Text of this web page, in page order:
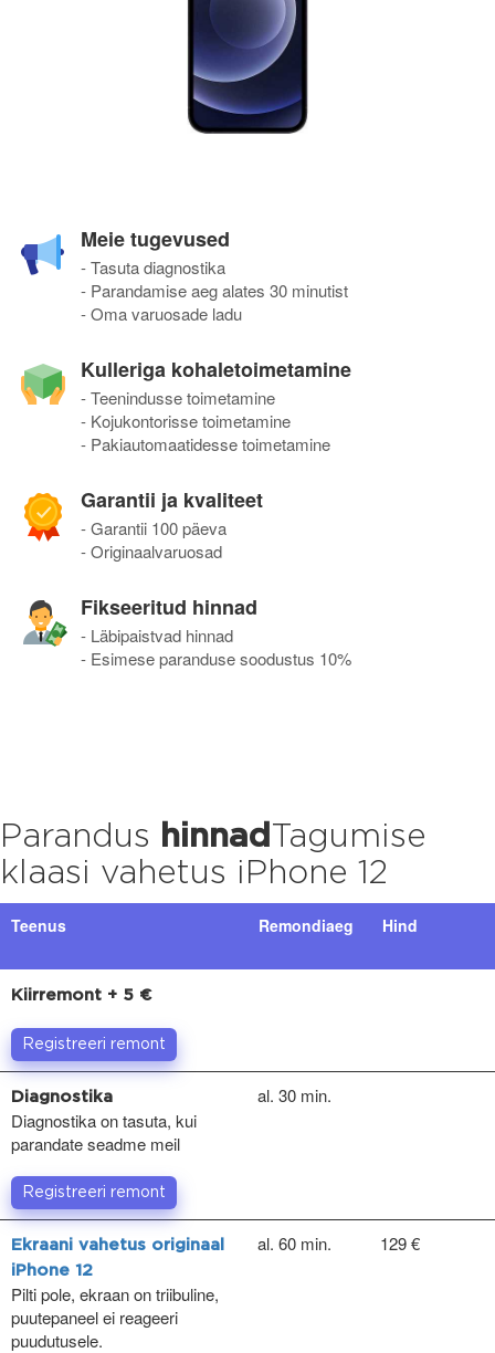
Meie tugevused
- Tasuta diagnostika
- Parandamise aeg alates 30 minutist
- Oma varuosade ladu
Kulleriga kohaletoimetamine
- Teenindusse toimetamine
- Kojukontorisse toimetamine
- Pakiautomaatidesse toimetamine
Garantii ja kvaliteet
- Garantii 100 päeva
- Originaalvaruosad
Fikseeritud hinnad
- Läbipaistvad hinnad
- Esimese paranduse soodustus 10%
Parandus hinnad
Tagumise
klaasi vahetus iPhone 12
Teenus Remondiaeg Hind
Kiirremont + 5 €
Registreeri remont
Diagnostika
Diagnostika on tasuta, kui
parandate seadme meil
al. 30 min.
Registreeri remont
Ekraani vahetus originaal
iPhone 12
Pilti pole, ekraan on triibuline,
puutepaneel ei reageeri
puudutusele.
al. 60 min. 129 €